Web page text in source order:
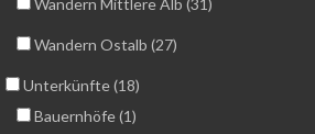
Wandern Mittlere Alb (31)
Wandern Ostalb (27)
Unterkünfte (18)
Bauernhöfe (1)